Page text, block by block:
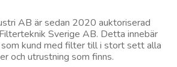
AB är sedan 2020 auktoriserad
Sverige AB. Detta innebär
kund med filter till i stort sett alla
och utrustning som finns.